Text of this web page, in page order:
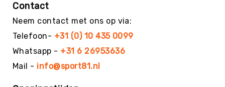
Knotshockey
Lacrosse
Mountainbiken
(MTB)
Contact
Neem contact met ons op via:
Telefoon- +31 (0) 10 435 0099
Whatsapp - +31 6 26953636
Mail - info@sport81.nl